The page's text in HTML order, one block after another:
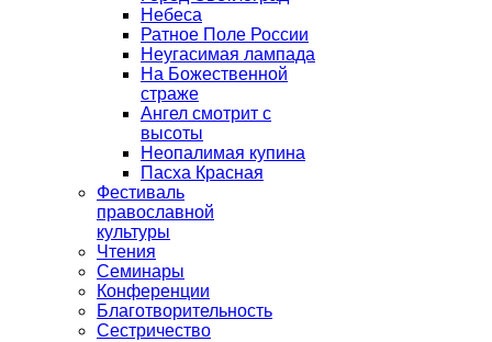
Небеса
Ратное Поле России
Неугасимая лампада
На Божественной
страже
Ангел смотрит с
высоты
Неопалимая купина
Пасха Красная
Фестиваль
православной
культуры
Чтения
Семинары
Конференции
Благотворительность
Сестричество